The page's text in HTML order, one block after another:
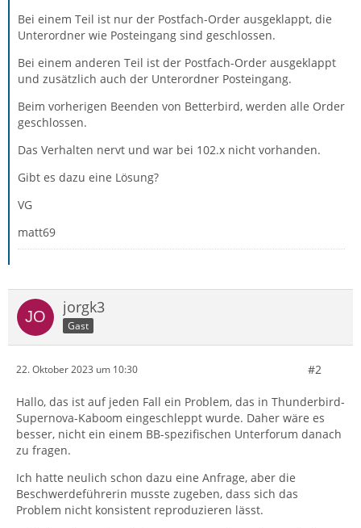
Bei einem Teil ist nur der Postfach-Order ausgeklappt, die
Unterordner wie Posteingang sind geschlossen.
Bei einem anderen Teil ist der Postfach-Order ausgeklappt
und zusätzlich auch der Unterordner Posteingang.
Beim vorherigen Beenden von Betterbird, werden alle Order
geschlossen.
Das Verhalten nervt und war bei 102.x nicht vorhanden.
Gibt es dazu eine Lösung?
VG
matt69
jorgk3
Gast
22. Oktober 2023 um 10:30 #2
Hallo, das ist auf jeden Fall ein Problem, das in Thunderbird-
Supernova-Kaboom eingeschleppt wurde. Daher wäre es
besser, nicht ein einem BB-spezifischen Unterforum danach
zu fragen.
Ich hatte neulich schon dazu eine Anfrage, aber die
Beschwerdeführerin musste zugeben, dass sich das
Problem nicht konsistent reproduzieren lässt.